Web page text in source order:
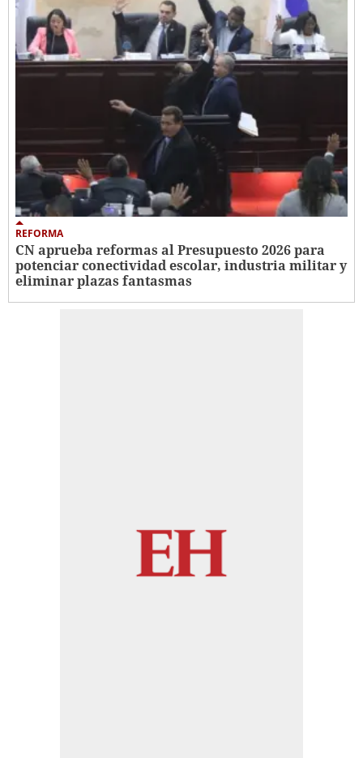
REFORMA
CN aprueba reformas al Presupuesto 2026 para
potenciar conectividad escolar, industria militar y
eliminar plazas fantasmas